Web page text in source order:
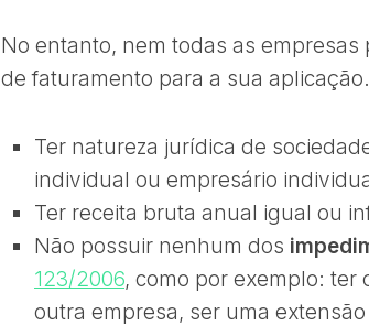
No entanto, nem todas as
de faturamento para a sua
Ter natureza jurídica de
individual ou empresário
Ter receita bruta anual igual ou
Não possuir nenhum dos
123/2006, como por exemplo: ter
outra empresa, ser uma